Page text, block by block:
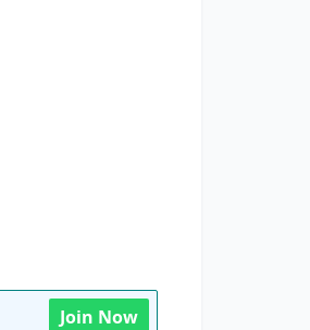
Join Now